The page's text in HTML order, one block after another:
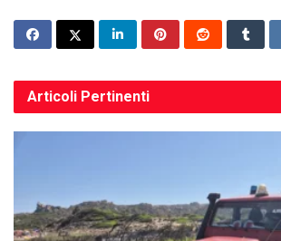
Articoli Pertinenti